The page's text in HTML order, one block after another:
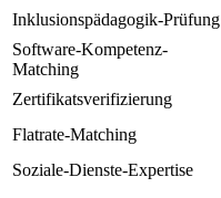
Inklusionspädagogik-Prüfung
Software-Kompetenz-
Matching
Zertifikatsverifizierung
Flatrate-Matching
Soziale-Dienste-Expertise